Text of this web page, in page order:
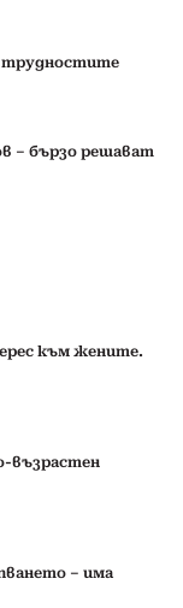
трудностите
– бързо решават
към жените.
възрастен
– има